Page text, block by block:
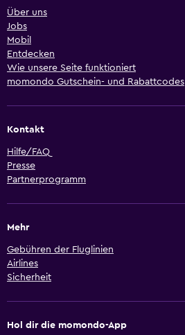
Über uns
Jobs
Mobil
Entdecken
Wie unsere Seite funktioniert
momondo Gutschein- und Rabattcodes
Kontakt
Hilfe/FAQ
Presse
Partnerprogramm
Mehr
Gebühren der Fluglinien
Airlines
Sicherheit
Hol dir die momondo-App